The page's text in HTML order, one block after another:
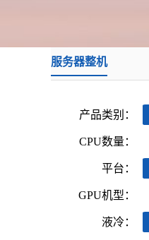
服务器整机
产品类别：
CPU数量：
平台：
GPU机型：
液冷：